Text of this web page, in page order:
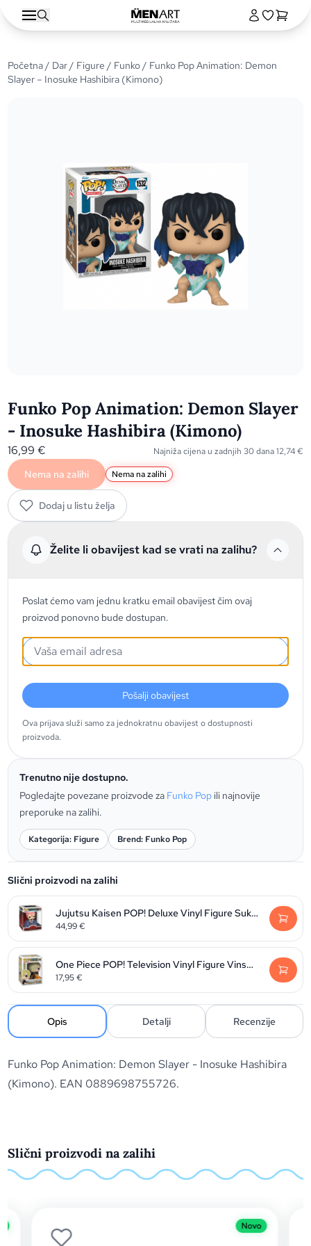
Početna/ Dar/ Figure / Funko/ Funko Pop Animation: Demon
Slayer – Inosuke Hashibira (Kimono)
Funko Pop Animation: Demon Slayer
- Inosuke Hashibira (Kimono)
16,99€ Najniža cijena u zadnjih 30 dana12,74€
Nema na zalihi Nema na zalihi
Dodaj u listu želja
Želite li obavijest kad se vrati na zalihu?
Poslat ćemo vam jednu kratku email obavijest čim ovaj
proizvod ponovno bude dostupan.
Pošalji obavijest
Ova prijava služi samo za jednokratnu obavijest o dostupnosti
proizvoda.
Trenutno nije dostupno.
Pogledajte povezane proizvode za Funko Pop ili najnovije
preporuke na zalihi.
Kategorija: Figure Brend: Funko Pop
Slični proizvodi na zalihi
Jujutsu Kaisen POP! Deluxe Vinyl Figure Sukuna 9 cm
44,99€
One Piece POP! Television Vinyl Figure Vinsmoke Sanji 9 cm
17,95€
Opis Detalji Recenzije
Funko Pop Animation: Demon Slayer - Inosuke Hashibira
(Kimono). EAN 0889698755726.
Slični proizvodi na zalihi